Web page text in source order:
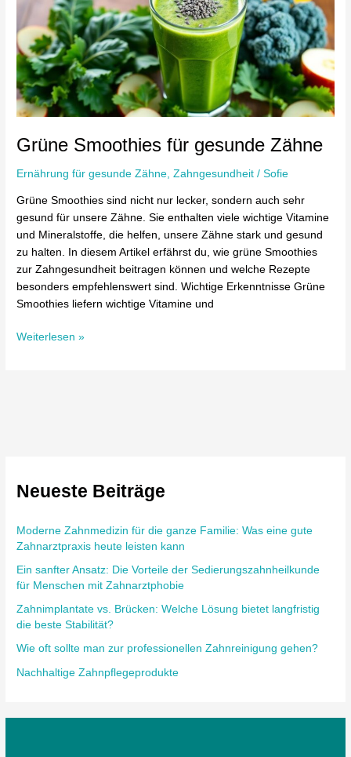
Grüne Smoothies für gesunde Zähne
Ernährung für gesunde Zähne ,Zahngesundheit /Sofie
Grüne Smoothies sind nicht nur lecker, sondern auch sehr
gesund für unsere Zähne. Sie enthalten viele wichtige Vitamine
und Mineralstoffe, die helfen, unsere Zähne stark und gesund
zu halten. In diesem Artikel erfährst du, wie grüne Smoothies
zur Zahngesundheit beitragen können und welche Rezepte
besonders empfehlenswert sind. Wichtige Erkenntnisse Grüne
Smoothies liefern wichtige Vitamine und
gesunde
Zähne
Weiterlesen »
Neueste Beiträge
Moderne Zahnmedizin für die ganze Familie: Was eine gute
Zahnarztpraxis heute leisten kann
Ein sanfter Ansatz: Die Vorteile der Sedierungszahnheilkunde
für Menschen mit Zahnarztphobie
Zahnimplantate vs. Brücken: Welche Lösung bietet langfristig
die beste Stabilität?
Wie oft sollte man zur professionellen Zahnreinigung gehen?
Nachhaltige Zahnpflegeprodukte